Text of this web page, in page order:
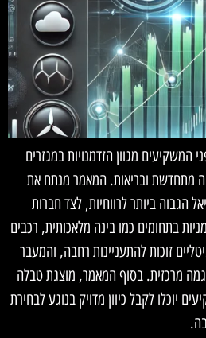
2024 מציב בפני המשקיעים מגוון הזדמנויות במגזרים
מתחדשת ובריאות. המאמר מנתח את
הגבוה ביותר לרווחיות, לצד חברות
בתחומים כמו בינה מלאכותית, רכבים
זוכות להתעניינות רחבה, והמעבר
מרכזית. בסוף המאמר, מוצגת טבלה
יוכלו לקבל כיוון מדויק בנוגע לבחירת